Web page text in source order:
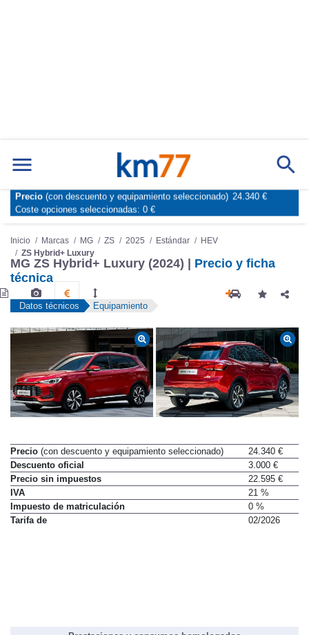
Marcas Comparador de coches
Inicio Marcas MG ZS 2025 Estándar
HEV
ZS Hybrid+ Luxury
MG ZS Hybrid+ Luxury (2024) | Precio y ficha
técnica
Datos técnicos Equipamiento
Precio (con descuento y equipamiento seleccionado)
24.340 €
Descuento oficial
3.000 €
Precio sin impuestos
22.595 €
IVA
21 %
Impuesto de matriculación
0 %
Tarifa de
02/2026
Precio (con descuento y equipamiento seleccionado) 24.340 €
Coste opciones seleccionadas: 0 €